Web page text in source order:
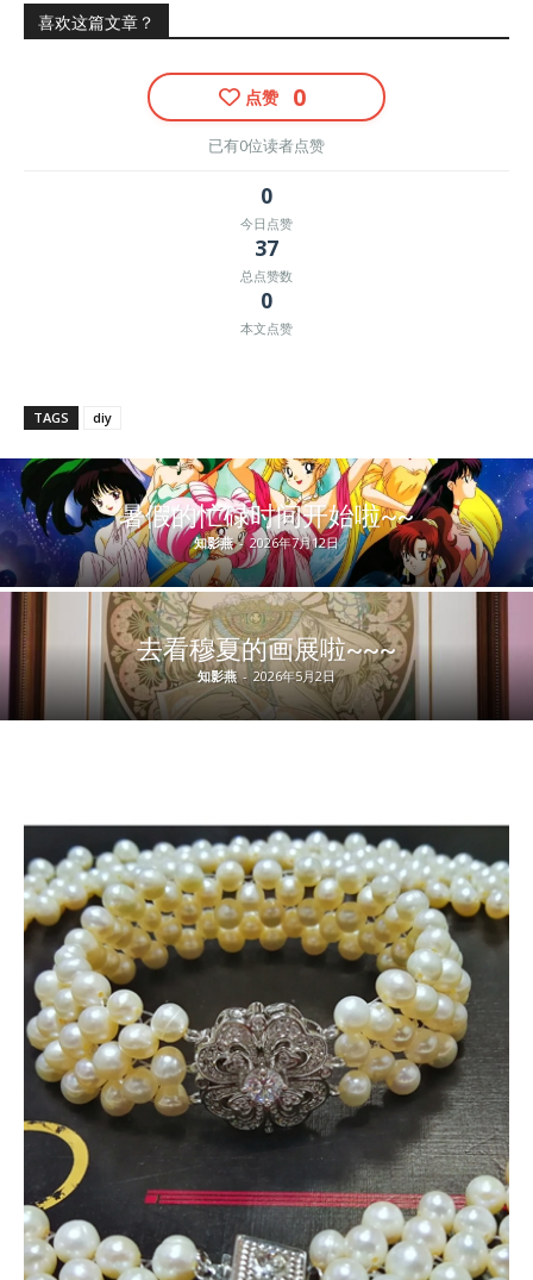
喜欢这篇文章？
点赞 0
已有0位读者点赞
0
今日点赞
37
总点赞数
0
本文点赞
TAGS diy
暑假的忙碌时间开始啦~~
知影燕 - 2026年7月12日
去看穆夏的画展啦~~~
知影燕 - 2026年5月2日